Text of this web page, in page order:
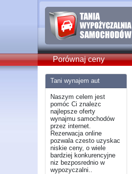
Porównaj ceny
Tani wynajem aut
Naszym celem jest
pomóc Ci znalezc
najlepsze oferty
wynajmu samochodów
przez internet.
Rezerwacja online
pozwala czesto uzyskac
niskie ceny, o wiele
bardziej konkurencyjne
niz bezposrednio w
wypozyczalni..